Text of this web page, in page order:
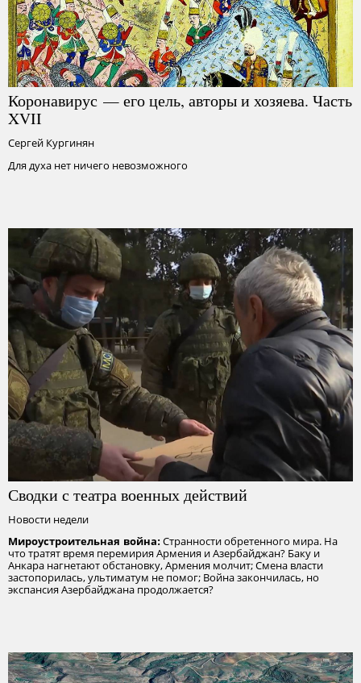
Коронавирус — его цель, авторы и хозяева. Часть
XVII
Сергей Кургинян
Для духа нет ничего невозможного
Сводки с театра военных действий
Новости недели
Мироустроительная война: Странности обретенного мира. На
что тратят время перемирия Армения и Азербайджан? Баку и
Анкара нагнетают обстановку, Армения молчит; Смена власти
застопорилась, ультиматум не помог; Война закончилась, но
экспансия Азербайджана продолжается?